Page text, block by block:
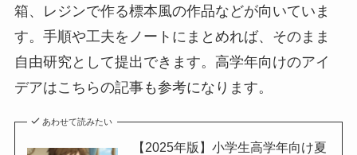
箱、レジンで作る標本風の作品などが向いていま
す。手順や工夫をノートにまとめれば、そのまま
自由研究として提出できます。高学年向けのアイ
デアはこちらの記事も参考になります。
あわせて読みたい
【2025年版】小学生高学年向け夏